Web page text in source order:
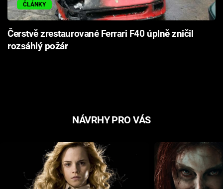
Sledujte nás
ČLÁNKY
Čerstvě zrestaurované Ferrari F40 úplně zničil
rozsáhlý požár
NÁVRHY PRO VÁS